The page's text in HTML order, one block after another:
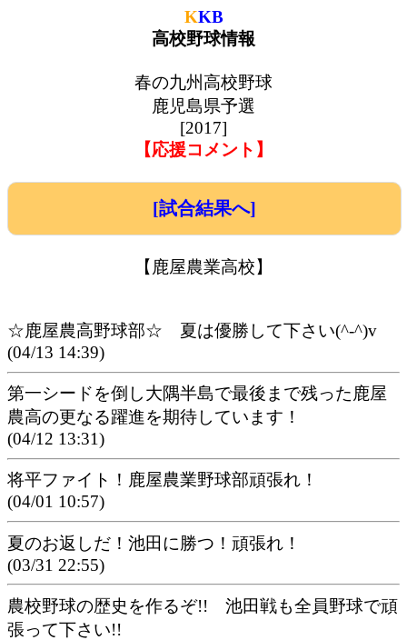
KKB
高校野球情報
春の九州高校野球
鹿児島県予選
[2017]
【応援コメント】
[試合結果へ]
【鹿屋農業高校】
☆鹿屋農高野球部☆ 夏は優勝して下さい(^-^)v
(04/13 14:39)
第一シードを倒し大隅半島で最後まで残った鹿屋
農高の更なる躍進を期待しています！
(04/12 13:31)
将平ファイト！鹿屋農業野球部頑張れ！
(04/01 10:57)
夏のお返しだ！池田に勝つ！頑張れ！
(03/31 22:55)
農校野球の歴史を作るぞ!! 池田戦も全員野球で頑
張って下さい!!